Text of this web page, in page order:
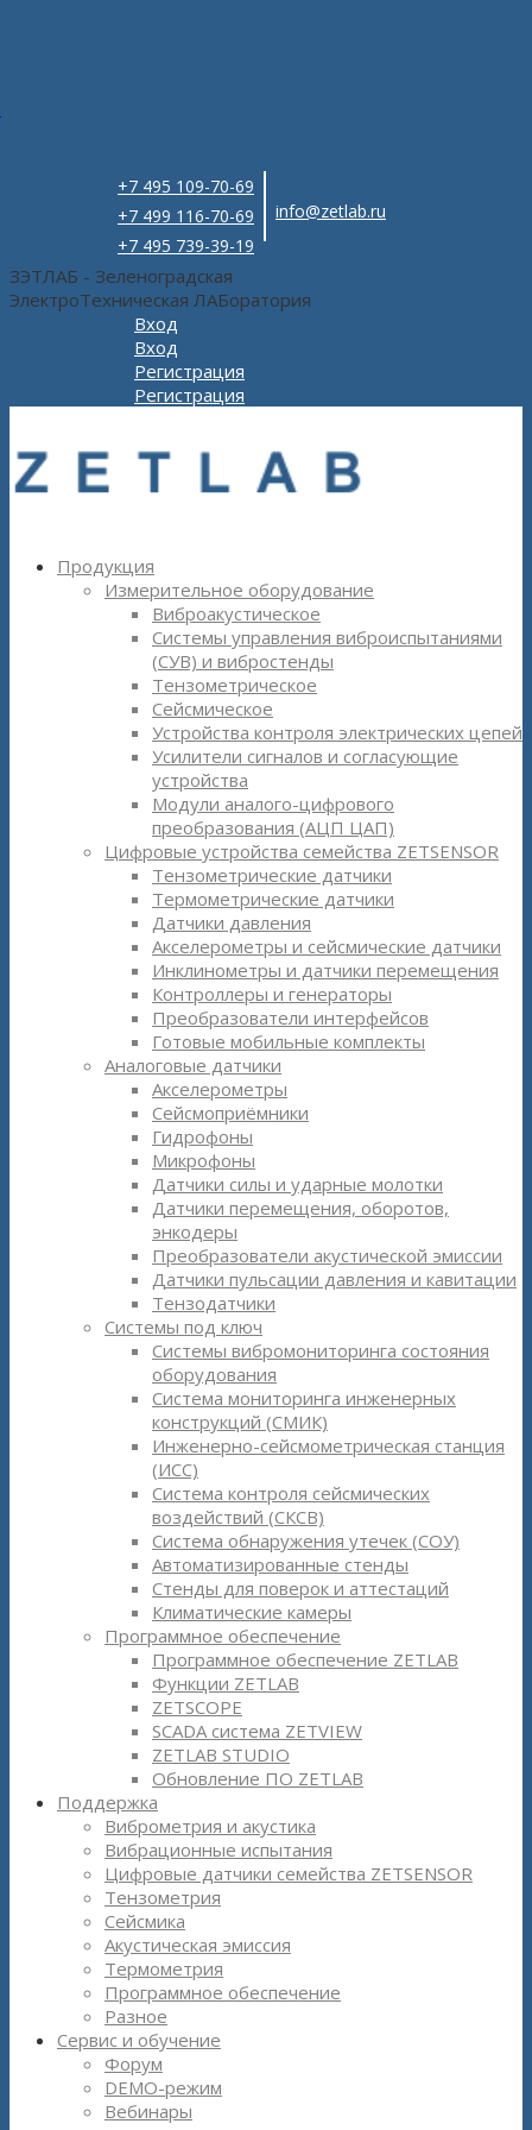
+7 495 109-70-69
+7 499 116-70-69
+7 495 739-39-19
info@zetlab.ru
ЗЭТЛАБ - Зеленоградская
ЭлектроТехническая ЛАБоратория
Вход
Вход
Регистрация
Регистрация
Продукция
Измерительное оборудование
Виброакустическое
Системы управления виброиспытаниями
(СУВ) и вибростенды
Тензометрическое
Сейсмическое
Устройства контроля электрических цепей
Усилители сигналов и согласующие
устройства
Модули аналого-цифрового
преобразования (АЦП ЦАП)
Цифровые устройства семейства ZETSENSOR
Тензометрические датчики
Термометрические датчики
Датчики давления
Акселерометры и сейсмические датчики
Инклинометры и датчики перемещения
Контроллеры и генераторы
Преобразователи интерфейсов
Готовые мобильные комплекты
Аналоговые датчики
Акселерометры
Сейсмоприёмники
Гидрофоны
Микрофоны
Датчики силы и ударные молотки
Датчики перемещения, оборотов,
энкодеры
Преобразователи акустической эмиссии
Датчики пульсации давления и кавитации
Тензодатчики
Системы под ключ
Системы вибромониторинга состояния
оборудования
Система мониторинга инженерных
конструкций (СМИК)
Инженерно-сейсмометрическая станция
(ИСС)
Система контроля сейсмических
воздействий (СКСВ)
Система обнаружения утечек (СОУ)
Автоматизированные стенды
Стенды для поверок и аттестаций
Климатические камеры
Программное обеспечение
Программное обеспечение ZETLAB
Функции ZETLAB
ZETSCOPE
SCADA система ZETVIEW
ZETLAB STUDIO
Обновление ПО ZETLAB
Поддержка
Виброметрия и акустика
Вибрационные испытания
Цифровые датчики семейства ZETSENSOR
Тензометрия
Сейсмика
Акустическая эмиссия
Термометрия
Программное обеспечение
Разное
Сервис и обучение
Форум
DEMO-режим
Вебинары